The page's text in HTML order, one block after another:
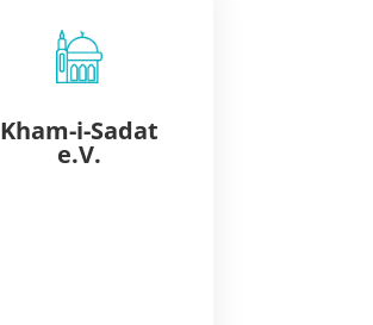
Kham-i-Sadat
e.V.